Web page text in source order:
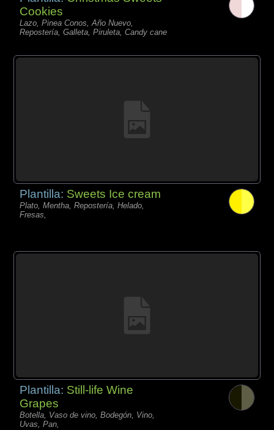
Cookies
Lazo, Pinea Conos, Año Nuevo,
Repostería, Galleta, Piruleta, Candy cane
Plantilla: Sweets Ice cream
Plato, Mentha, Repostería, Helado,
Fresas,
Plantilla: Still-life Wine
Grapes
Botella, Vaso de vino, Bodegón, Vino,
Uvas, Pan,